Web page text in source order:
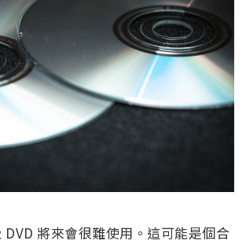
DVD 將來會很難使用。這可能是個合